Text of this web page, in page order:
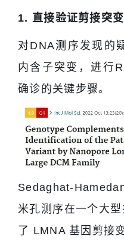
1. 直接验证剪接突
对DNA测序发现的
内含子突变，进行
确诊的关键步骤。
Sedaghat-
米孔测序在一个大
了 LMNA 基因剪接